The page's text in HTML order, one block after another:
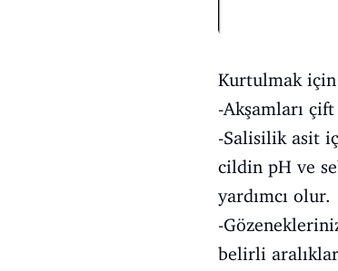
Kurtulmak
-Akşamları
-Salisilik asit
cildin pH ve
yardımcı olur.
-
belirli